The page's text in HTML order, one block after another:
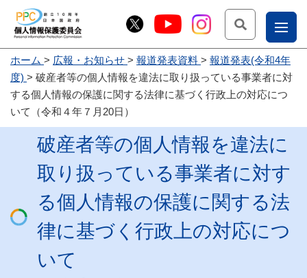
お
せ
こー
じょ
ホーム 広報・お知らせ 報道発表資料
報道発表(令和4年
度)
破産者等の個人情報を違法に取り扱っている事業者に対
する個人情報の保護に関する法律に基づく行政上の対応につ
いて（令和４年７月20日）
破産者等の個人情報を違法に
取り扱っている事業者に対す
る個人情報の保護に関する法
律に基づく行政上の対応につ
いて